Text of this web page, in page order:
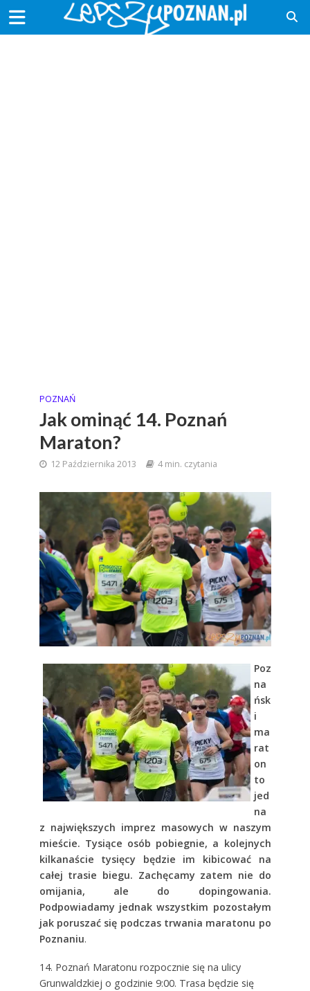
POZNAŃ
Jak ominąć 14. Poznań
Maraton?
12 Października 2013 4 min. czytania
Poz
na
ńsk
i
ma
rat
on
to
jed
na
z największych imprez masowych w naszym
mieście. Tysiące osób pobiegnie, a kolejnych
kilkanaście tysięcy będzie im kibicować na
całej trasie biegu. Zachęcamy zatem nie do
omijania, ale do dopingowania.
Podpowiadamy jednak wszystkim pozostałym
jak poruszać się podczas trwania maratonu po
Poznaniu.
14. Poznań Maratonu rozpocznie się na ulicy
Grunwaldzkiej o godzinie 9:00. Trasa będzie się